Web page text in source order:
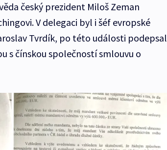
český prezident Miloš Zeman
V delegaci byl i šéf evropské
Tvrdík, po této události podepsal
s čínskou společností smlouvu o